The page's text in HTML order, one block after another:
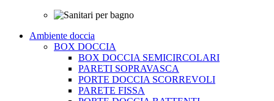
Ambiente doccia
BOX DOCCIA
BOX DOCCIA SEMICIRCOLARI
PARETI SOPRAVASCA
PORTE DOCCIA SCORREVOLI
PARETE FISSA